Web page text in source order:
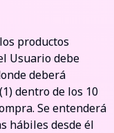
productos
Usuario debe
deberá
dentro de los 10
Se entenderá
hábiles desde él